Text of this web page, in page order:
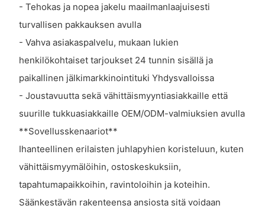
- Tehokas ja nopea jakelu maailmanlaajuisesti
turvallisen pakkauksen avulla
- Vahva asiakaspalvelu, mukaan lukien
henkilökohtaiset tarjoukset 24 tunnin sisällä ja
paikallinen jälkimarkkinointituki Yhdysvalloissa
- Joustavuutta sekä vähittäismyyntiasiakkaille että
suurille tukkuasiakkaille OEM/ODM-valmiuksien avulla
**Sovellusskenaariot**
Ihanteellinen erilaisten juhlapyhien koristeluun, kuten
vähittäismyymälöihin, ostoskeskuksiin,
tapahtumapaikkoihin, ravintoloihin ja koteihin.
Säänkestävän rakenteensa ansiosta sitä voidaan